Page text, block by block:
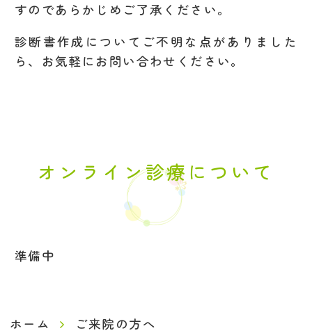
すのであらかじめご了承ください。
診断書作成についてご不明な点がありました
ら、お気軽にお問い合わせください。
オンライン診療について
準備中
ホーム ご来院の方へ